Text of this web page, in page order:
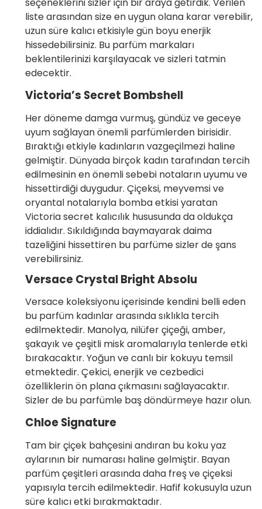
liste arasından size en uygun olana karar verebilir,
uzun süre kalıcı etkisiyle gün boyu enerjik
hissedebilirsiniz. Bu parfüm markaları
beklentilerinizi karşılayacak ve sizleri tatmin
edecektir.
Victoria’s Secret Bombshell
Her döneme damga vurmuş, gündüz ve geceye
uyum sağlayan önemli parfümlerden birisidir.
Bıraktığı etkiyle kadınların vazgeçilmezi haline
gelmiştir. Dünyada birçok kadın tarafından tercih
edilmesinin en önemli sebebi notaların uyumu ve
hissettirdiği duygudur. Çiçeksi, meyvemsi ve
oryantal notalarıyla bomba etkisi yaratan
Victoria secret kalıcılık hususunda da oldukça
iddialıdır. Sıkıldığında baymayarak daima
tazeliğini hissettiren bu parfüme sizler de şans
verebilirsiniz.
Versace Crystal Bright Absolu
Versace koleksiyonu içerisinde kendini belli eden
bu parfüm kadınlar arasında sıklıkla tercih
edilmektedir. Manolya, nilüfer çiçeği, amber,
şakayık ve çeşitli misk aromalarıyla tenlerde etki
bırakacaktır. Yoğun ve canlı bir kokuyu temsil
etmektedir. Çekici, enerjik ve cezbedici
özelliklerin ön plana çıkmasını sağlayacaktır.
Sizler de bu parfümle baş döndürmeye hazır olun.
Chloe Signature
Tam bir çiçek bahçesini andıran bu koku yaz
aylarının bir numarası haline gelmiştir. Bayan
parfüm çeşitleri arasında daha freş ve çiçeksi
yapısıyla tercih edilmektedir. Hafif kokusuyla uzun
süre kalıcı etki bırakmaktadır.